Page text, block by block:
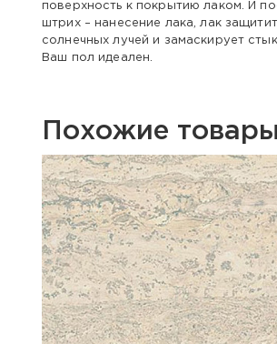
поверхность к покрытию лаком. И
штрих – нанесение лака, лак защитит
солнечных лучей и замаскирует
Ваш пол идеален.
Похожие товары